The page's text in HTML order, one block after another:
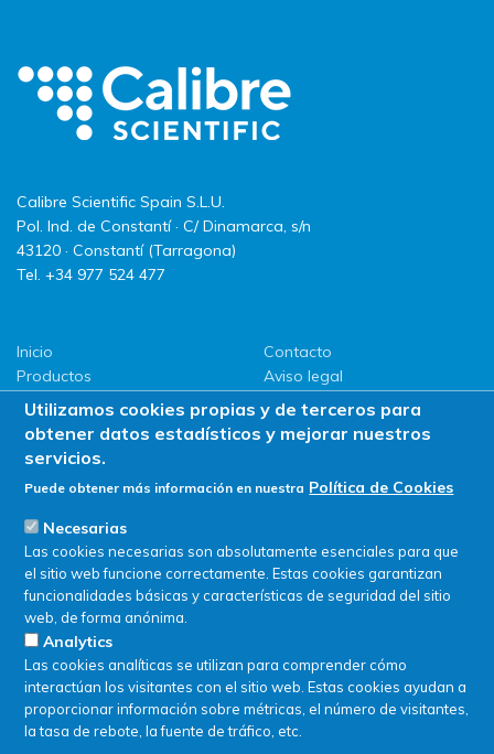
Calibre Scientific Spain S.L.U.
Pol. Ind. de Constantí · C/ Dinamarca, s/n
43120 · Constantí (Tarragona)
Tel. +34 977 524 477
Inicio
Productos
LLG
Promociones
ServiSAT
Contacto
Aviso legal
Política de privacidad
Política de Cookies
Utilizamos cookies propias y de terceros para
obtener datos estadísticos y mejorar nuestros
servicios.
Puede obtener más información en nuestra Política de Cookies
Necesarias
Las cookies necesarias son absolutamente esenciales para que
el sitio web funcione correctamente. Estas cookies garantizan
funcionalidades básicas y características de seguridad del sitio
web, de forma anónima.
Analytics
Las cookies analíticas se utilizan para comprender cómo
interactúan los visitantes con el sitio web. Estas cookies ayudan a
proporcionar información sobre métricas, el número de visitantes,
la tasa de rebote, la fuente de tráfico, etc.